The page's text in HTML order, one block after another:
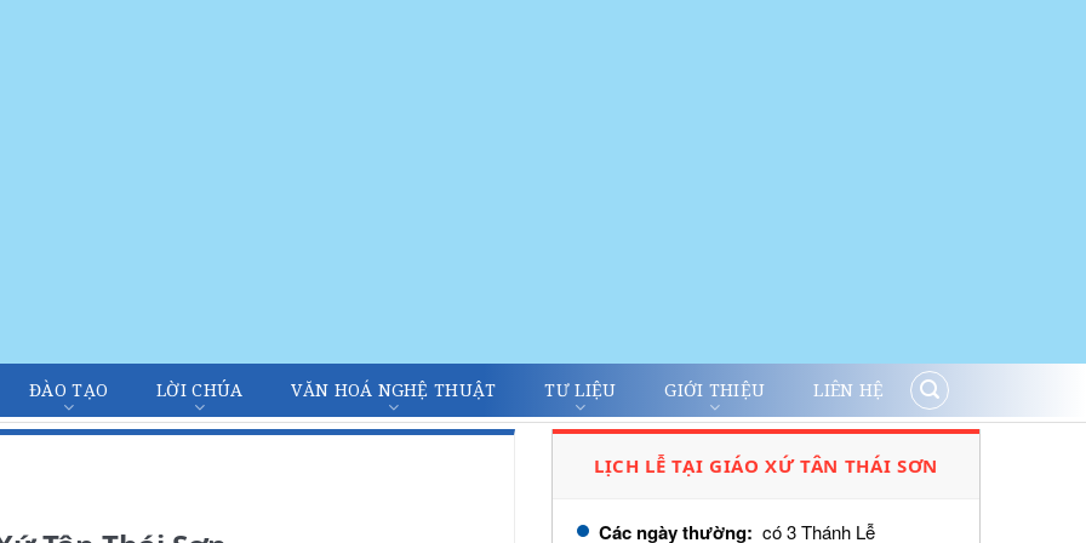
ĐÀO TẠO LỜI CHÚA VĂN HOÁ NGHỆ THUẬT TƯ LIỆU GIỚI THIỆU LIÊN HỆ
LỊCH LỄ TẠI GIÁO XỨ TÂN THÁI SƠN
Các ngày thường: có 3 Thánh Lễ